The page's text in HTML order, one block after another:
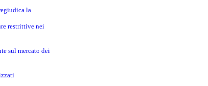
la
restrittive nei
sul mercato dei